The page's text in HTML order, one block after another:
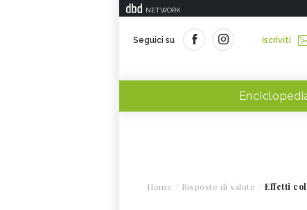
NETWORK
Seguici su Iscriviti
Home Risposte di salute Effetti